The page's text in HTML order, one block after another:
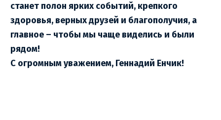
станет полон ярких событий, крепкого
здоровья, верных друзей и благополучия, а
главное – чтобы мы чаще виделись и были
рядом!
С огромным уважением, Геннадий Енчик!